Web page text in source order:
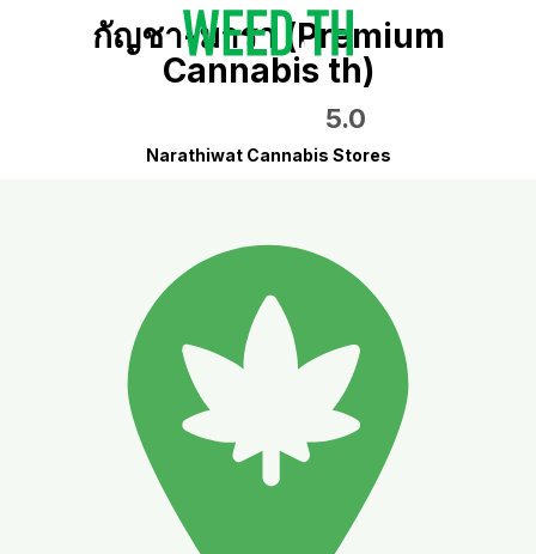
กัญชา-มารา (Premium
Cannabis th)
5.0
Narathiwat Cannabis Stores